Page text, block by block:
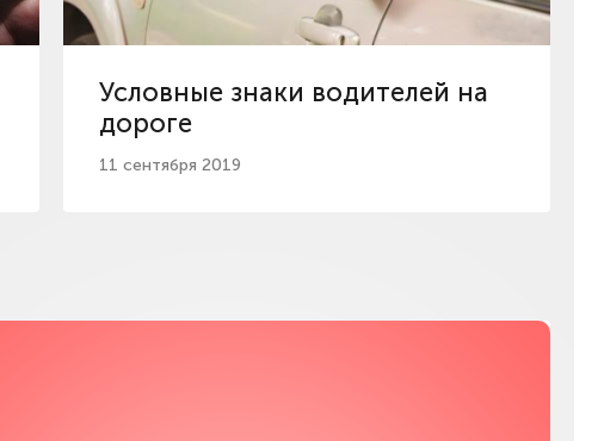
Условные знаки водителей на
дороге
11 сентября 2019